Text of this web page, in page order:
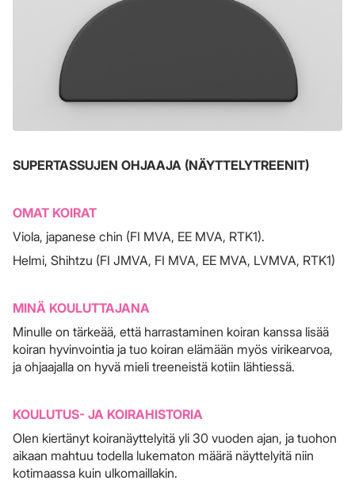
SUPERTASSUJEN OHJAAJA (NÄYTTELYTREENIT)
OMAT KOIRAT
Viola, japanese chin (FI MVA, EE MVA, RTK1).
Helmi, Shihtzu (FI JMVA, FI MVA, EE MVA, LVMVA, RTK1)
MINÄ KOULUTTAJANA
Minulle on tärkeää, että harrastaminen koiran kanssa lisää
koiran hyvinvointia ja tuo koiran elämään myös virikearvoa,
ja ohjaajalla on hyvä mieli treeneistä kotiin lähtiessä.
KOULUTUS- JA KOIRAHISTORIA
Olen kiertänyt koiranäyttelyitä yli 30 vuoden ajan, ja tuohon
aikaan mahtuu todella lukematon määrä näyttelyitä niin
kotimaassa kuin ulkomaillakin.